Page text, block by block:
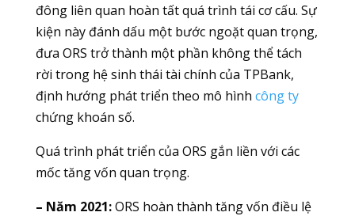
đông liên quan hoàn tất quá trình tái cơ cấu. Sự
kiện này đánh dấu một bước ngoặt quan trọng,
đưa ORS trở thành một phần không thể tách
rời trong hệ sinh thái tài chính của TPBank,
định hướng phát triển theo mô hình công ty
chứng khoán số.
Quá trình phát triển của ORS gắn liền với các
mốc tăng vốn quan trọng.
– Năm 2021:ORS hoàn thành tăng vốn điều lệ